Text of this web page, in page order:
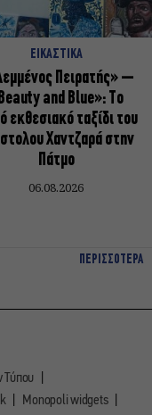
ΕΙΚΑΣΤΙΚΑ
Πειρατής» –
and Blue»: Το
εκθεσιακό ταξίδι του
Χαντζαρά στην
Πάτμο
06.08.2026
ΠΕΡΙΣΣΟΤΕΡΑ
Τύπου
Monopoli widgets